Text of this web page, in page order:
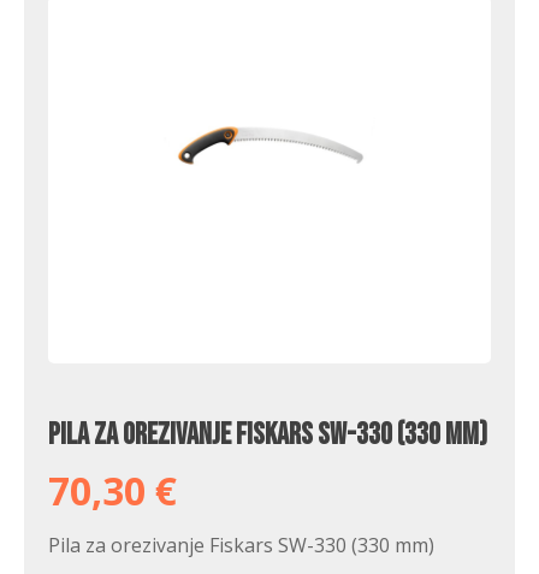
Pila za orezivanje Fiskars SW-330 (330 mm)
70,30 €
Pila za orezivanje Fiskars SW-330 (330 mm)